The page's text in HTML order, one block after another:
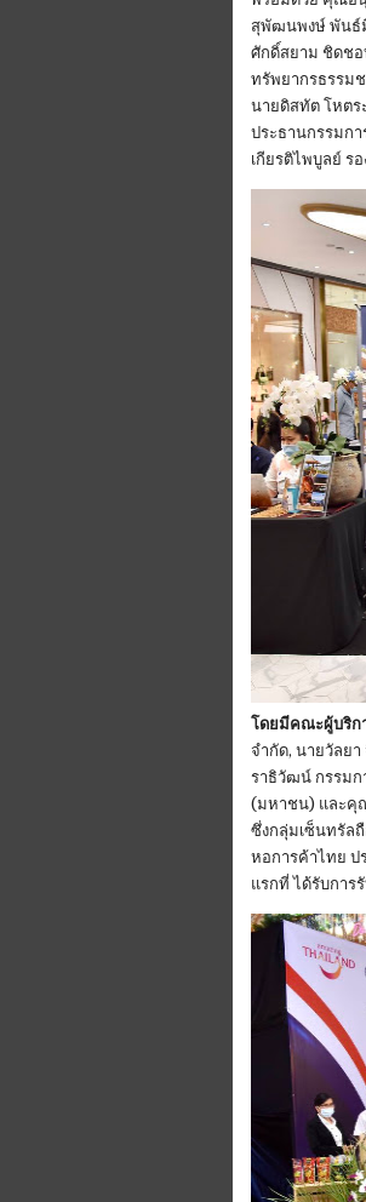
สุพัฒนพงษ์ พันธ์มี
ศักดิ์สยาม ชิดชอ
ทรัพยากรธรรม
นายดิสทัต โหตร
ประธานกรรมก
เกียรติไพบูลย์ ร
โดยมีคณะผู้บริก
จำกัด, นายวัลย
ราธิวัฒน์ กรรมก
(มหาชน) และคุ
ซึ่งกลุ่มเซ็นทรัล
หอการค้าไทย ป
แรกที่ ได้รับการ